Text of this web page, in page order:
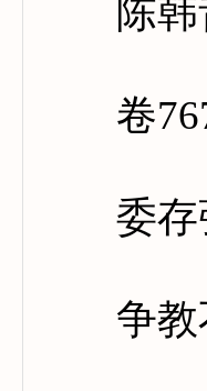
陈韩昔
卷
委存张
争教不